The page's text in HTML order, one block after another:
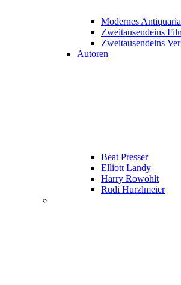
Modernes
Zweitausendeins
Zweitausendeins
Autoren
Beat Presser
Elliott Landy
Harry Rowohlt
Rudi Hurzlmeier